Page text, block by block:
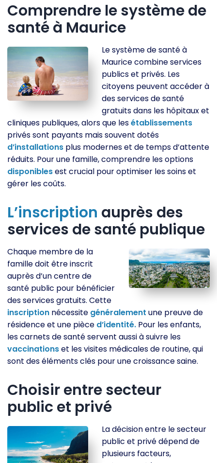
Comprendre le système de
santé à Maurice
Le système de santé à
Maurice combine services
publics et privés. Les
citoyens peuvent accéder à
des services de santé
gratuits dans les hôpitaux et
cliniques publiques, alors que lesétablissements
privés sont payants mais souvent dotés
d’installations plus modernes et de temps d’attente
réduits. Pour une famille, comprendre les options
disponiblesest crucial pour optimiser les soins et
gérer les coûts.
L’inscription auprès des
services de santé publique
Chaque membre de la
famille doit être inscrit
auprès d’un centre de
santé public pour bénéficier
des services gratuits. Cette
inscription nécessite généralement une preuve de
résidence et une pièce d’identité. Pour les enfants,
les carnets de santé servent aussi à suivre les
vaccinationset les visites médicales de routine, qui
sont des éléments clés pour une croissance saine.
Choisir entre secteur
public et privé
La décision entre le secteur
public et privé dépend de
plusieurs facteurs,